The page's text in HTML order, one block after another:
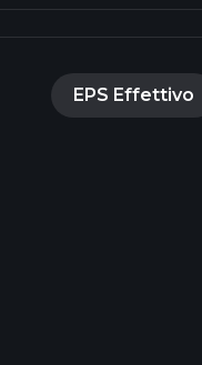
EPS Effettivo